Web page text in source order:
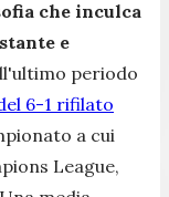
che inculca
e
periodo
6-1 rifilato
a cui
League,